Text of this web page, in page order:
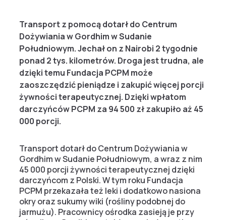
Transport z pomocą dotarł do Centrum
Dożywiania w Gordhim w Sudanie
Południowym. Jechał on z Nairobi 2 tygodnie
ponad 2 tys. kilometrów. Droga jest trudna, ale
dzięki temu Fundacja PCPM może
zaoszczędzić pieniądze i zakupić więcej porcji
żywności terapeutycznej. Dzięki wpłatom
darczyńców PCPM za 94 500 zł zakupiło aż 45
000 porcji.
Transport dotarł do Centrum Dożywiania w
Gordhim w Sudanie Południowym, a wraz z nim
45 000 porcji żywności terapeutycznej dzięki
darczyńcom z Polski. W tym roku Fundacja
PCPM przekazała też leki i dodatkowo nasiona
okry oraz sukumy wiki (rośliny podobnej do
jarmużu). Pracownicy ośrodka zasieją je przy